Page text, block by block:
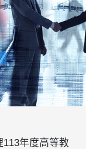
113年度高等教